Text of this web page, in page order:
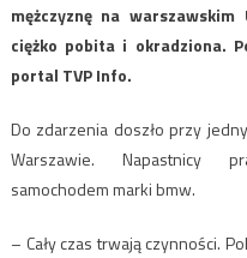
mężczyznę na
ciężko pobita i okradziona.
portal TVP Info.
Do zdarzenia doszło przy
Warszawie. Napastnicy
samochodem marki bmw.
– Cały czas trwają czynności.